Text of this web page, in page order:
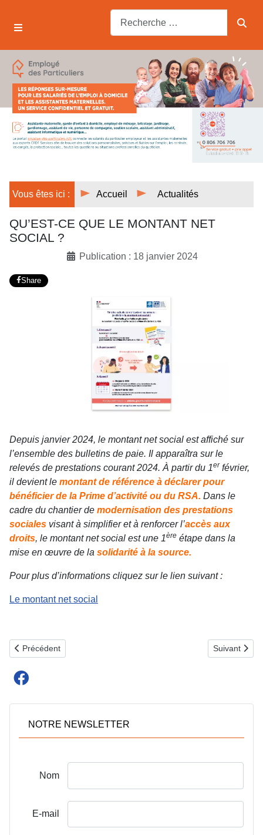
Vous êtes ici : Accueil Actualités
QU’EST-CE QUE LE MONTANT NET
SOCIAL ?
Publication : 18 janvier 2024
Share
Depuis janvier 2024, le montant net social est affiché sur
l’ensemble des bulletins de paie. Il apparaîtra sur le
relevés de prestations courant 2024. À partir du 1er février,
il devient le montant de référence à déclarer pour
bénéficier de la Prime d’activité ou du RSA. Dans le
cadre du chantier de modernisation des prestations
sociales visant à simplifier et à renforcer l’accès aux
droits, le montant net social est une 1ère étape dans la
mise en œuvre de la solidarité à la source.
Pour plus d’informations cliquez sur le lien suivant :
Le montant net social
Article précédent : LES TRAVAILLEURS DOMESTIQUES ET LES
Précédent Article
Suivant
NOTRE NEWSLETTER
Nom
E-mail